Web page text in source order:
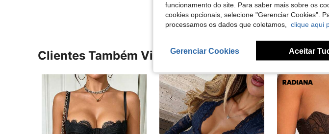
Clientes Também Visitaram
funcionamento do site. Para saber mais sobre os
cookies opcionais, selecione "Gerenciar Cookies".
processamos os dados que coletamos, clique aqui
Gerenciar Cookies Aceitar